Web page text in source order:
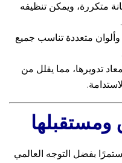
متكررة، ويمكن تنظيفه
وألوان متعددة تناسب جميع
تدويرها، مما يقلل من
بفضل التوجه العالمي